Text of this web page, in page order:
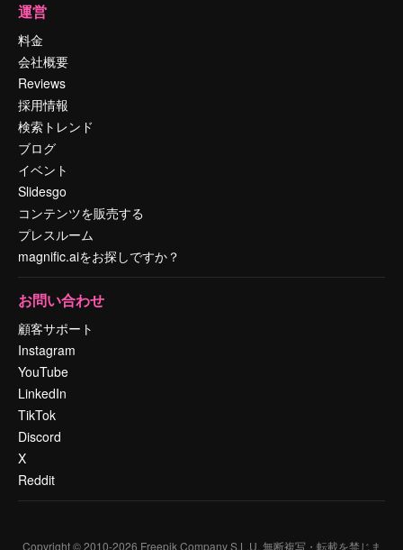
運営
料金
会社概要
Reviews
採用情報
検索トレンド
ブログ
イベント
Slidesgo
コンテンツを販売する
プレスルーム
magnific.aiをお探しですか？
お問い合わせ
顧客サポート
Instagram
YouTube
LinkedIn
TikTok
Discord
X
Reddit
Copyright © 2010-2026 Freepik Company S.L.U. 無断複写・転載を禁じま